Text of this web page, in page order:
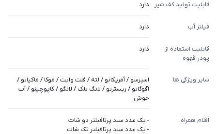
قابلیت تولید کف شیر دارد
فیلتر آب دارد
قابلیت استفاده از
پودر قهوه
دارد
سایر ویژگی ها
اسپرسو / آمریکانو / لته / فلت وایت / موکا / ماکیاتو /
آفوگاتو / ریسترتو / لانگ بلک / لانگو / کاپوچینو / آب
جوش
اقلام همراه
- یک عدد سبد پرتافیلتر دو شات
- یک عدد سبد پرتافیلتر تک شات